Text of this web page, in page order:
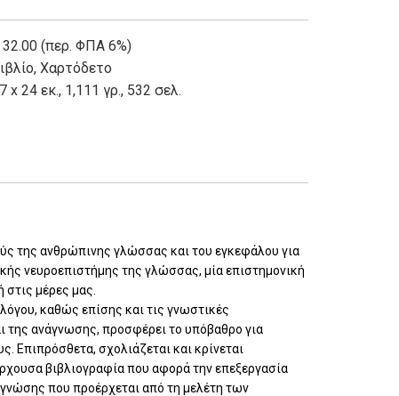
32.00 (περ. ΦΠΑ 6%)
, Χαρτόδετο
x 24 εκ., 1,111 γρ., 532 σελ.
της ανθρώπινης γλώσσας και του εγκεφάλου για
νευροεπιστήμης της γλώσσας, μία επιστημονική
μέρες μας.
καθώς επίσης και τις γνωστικές
της ανάγνωσης, προσφέρει το υπόβαθρο για
Επιπρόσθετα, σχολιάζεται και κρίνεται
βιβλιογραφία που αφορά την επεξεργασία
που προέρχεται από τη μελέτη των